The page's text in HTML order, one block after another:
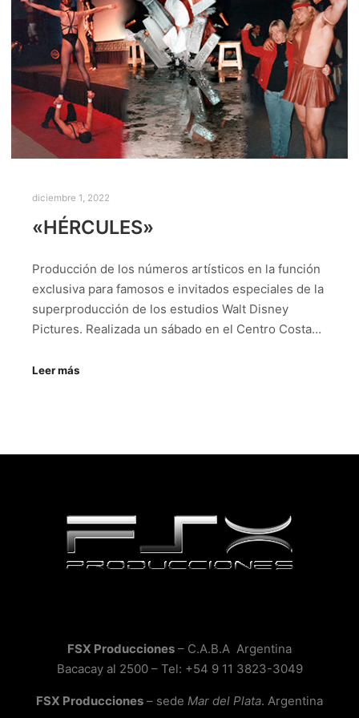
diciembre 1, 2022
«HÉRCULES»
Producción de los números artísticos en la función
exclusiva para famosos e invitados especiales de la
superproducción de los estudios Walt Disney
Pictures. Realizada un sábado en el Centro Costa…
Leer más
FSX Producciones – C.A.B.A Argentina
Bacacay al 2500 – Tel: +54 9 11 3823-3049
FSX Producciones – sede Mar del Plata. Argentina